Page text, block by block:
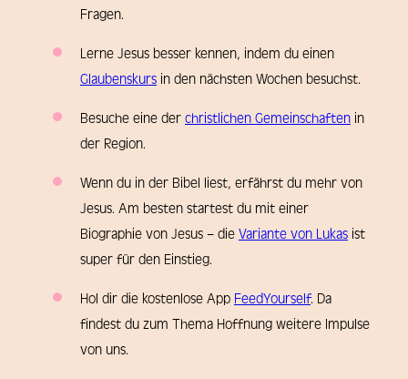
Fragen.
Lerne Jesus besser kennen, indem du einen
Glaubenskurs in den nächsten Wochen besuchst.
Besuche eine der christlichen Gemeinschaften in
der Region.
Wenn du in der Bibel liest, erfährst du mehr von
Jesus. Am besten startest du mit einer
Biographie von Jesus – die Variante von Lukas ist
super für den Einstieg.
Hol dir die kostenlose App FeedYourself. Da
findest du zum Thema Hoffnung weitere Impulse
von uns.